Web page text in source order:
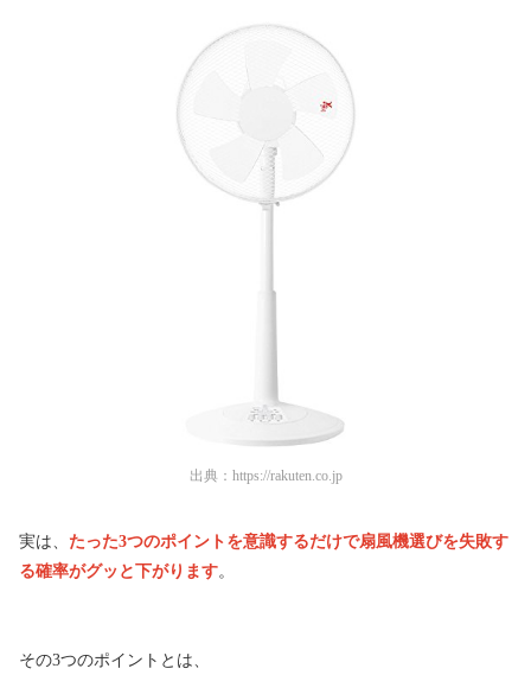
出典： https://rakuten.co.jp
実は、 たった3つのポイントを意識するだけで扇風機選びを失敗す
る確率がグッと下がります。
その3つのポイントとは、